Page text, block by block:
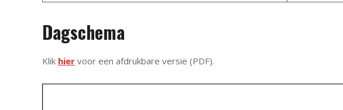
Dagschema
Klik hier voor een afdrukbare versie (PDF).